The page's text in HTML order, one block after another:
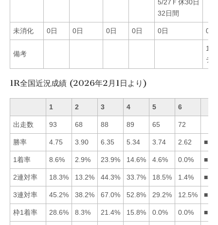
5/27Ｆ休30日
32日間
未消化 0日 0日 0日 0日 0日 0日
備考
11/
デ
1R全国近況成績 (2026年2月1日より)
1 2 3 4 5 6
出走数 93 68 88 89 65 72
勝率 4.75 3.90 6.35 5.34 3.74 2.62
1着率 8.6% 2.9% 23.9% 14.6% 4.6% 0.0%
2連対率 18.3% 13.2% 44.3% 33.7% 18.5% 1.4%
3連対率 45.2% 38.2% 67.0% 52.8% 29.2% 12.5%
枠1着率 28.6% 8.3% 21.4% 15.8% 0.0% 0.0%